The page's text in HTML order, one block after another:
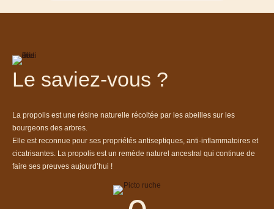
Le saviez-vous ?
La propolis est une résine naturelle récoltée par les abeilles sur les
bourgeons des arbres.
Elle est reconnue pour ses propriétés antiseptiques, anti-inflammatoires et
cicatrisantes. La propolis est un remède naturel ancestral qui continue de
faire ses preuves aujourd’hui !